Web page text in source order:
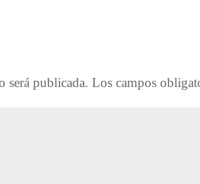
será publicada. Los campos